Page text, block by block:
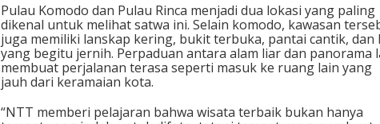
Pulau Komodo dan Pulau Rinca menjadi dua lokasi yang paling
dikenal untuk melihat satwa ini. Selain komodo, kawasan
juga memiliki lanskap kering, bukit terbuka, pantai cantik, dan
yang begitu jernih. Perpaduan antara alam liar dan panorama
membuat perjalanan terasa seperti masuk ke ruang lain yang
jauh dari keramaian kota.
“NTT memberi pelajaran bahwa wisata terbaik bukan hanya